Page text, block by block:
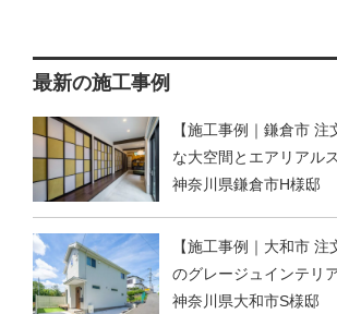
最新の施工事例
【施工事例｜鎌倉市
な大空間とエアリアル
神奈川県鎌倉市H様邸
【施工事例｜大和市
のグレージュインテリ
神奈川県大和市S様邸